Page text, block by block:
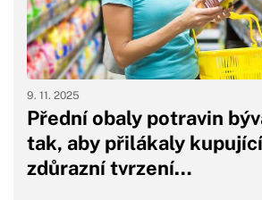
Přední obaly potravin
tak, aby přilákaly
zdůrazní tvrzení…
9. 11. 2025